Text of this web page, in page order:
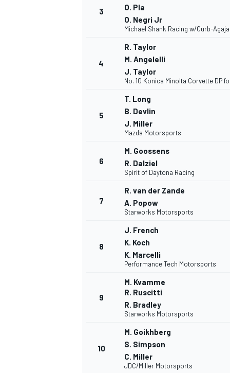
FÓRMULA E
3
O. Pla
O. Negri Jr
Michael Shank Racing w/Curb-
4
R. Taylor
M. Angelelli
J. Taylor
No. 10 Konica Minolta Corvette DP
5
T. Long
B. Devlin
J. Miller
Mazda Motorsports
6
M. Goossens
R. Dalziel
Spirit of Daytona Racing
7
R. van der Zande
A. Popow
Starworks Motorsports
8
J. French
K. Koch
K. Marcelli
Performance Tech Motorsports
9
M. Kvamme
R. Ruscitti
R. Bradley
Starworks Motorsports
10
M. Goikhberg
S. Simpson
C. Miller
JDC/Miller Motorsports